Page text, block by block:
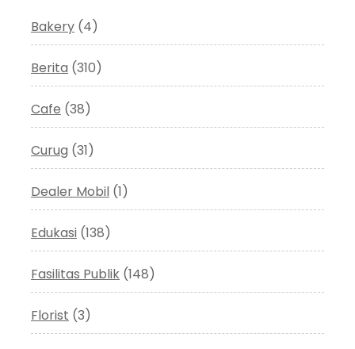
Bakery (4)
Berita (310)
Cafe (38)
Curug (31)
Dealer Mobil (1)
Edukasi (138)
Fasilitas Publik (148)
Florist (3)